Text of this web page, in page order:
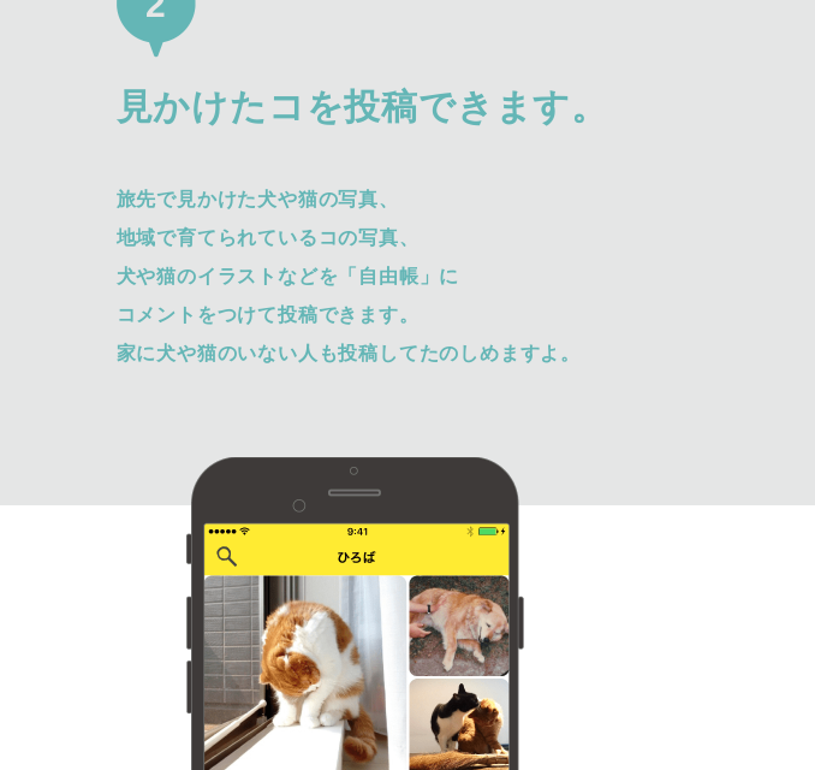
見かけたコを投稿できます。
旅先で見かけた犬や猫の写真、
地域で育てられているコの写真、
犬や猫のイラストなどを「自由帳」に
コメントをつけて投稿できます。
家に犬や猫のいない人も投稿してたのしめますよ。